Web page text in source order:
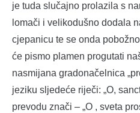
je tuda slučajno prolazila s
lomači i velikodušno dodala
cjepanicu te se onda
će pismo plamen progutati
nasmijana gradonačelnica
jeziku sljedeće riječi: „O,
prevodu znači – „O , sveta